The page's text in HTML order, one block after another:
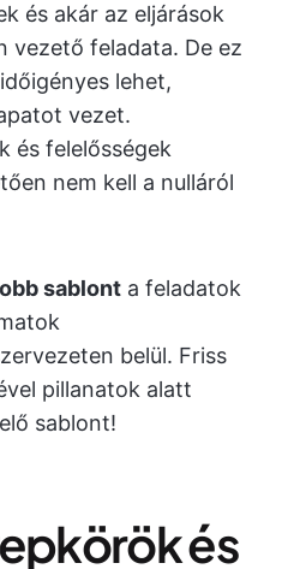
és akár az eljárások
vezető feladata. De ez
lehet,
vezet.
és felelősségek
nem kell a nulláról
sablont a feladatok
belül. Friss
pillanatok alatt
sablont!
és